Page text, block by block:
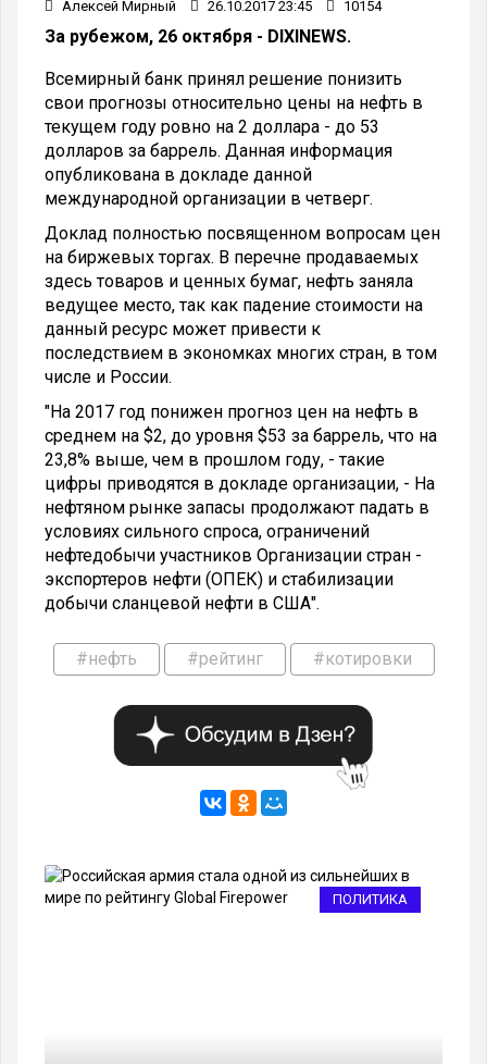
Алексей Мирный 26.10.2017 23:45 10154
За рубежом, 26 октября - DIXINEWS.
Всемирный банк принял решение понизить
свои прогнозы относительно цены на нефть в
текущем году ровно на 2 доллара - до 53
долларов за баррель. Данная информация
опубликована в докладе данной
международной организации в четверг.
Доклад полностью посвященном вопросам цен
на биржевых торгах. В перечне продаваемых
здесь товаров и ценных бумаг, нефть заняла
ведущее место, так как падение стоимости на
данный ресурс может привести к
последствием в экономках многих стран, в том
числе и России.
"На 2017 год понижен прогноз цен на нефть в
среднем на $2, до уровня $53 за баррель, что на
23,8% выше, чем в прошлом году, - такие
цифры приводятся в докладе организации, - На
нефтяном рынке запасы продолжают падать в
условиях сильного спроса, ограничений
нефтедобычи участников Организации стран -
экспортеров нефти (ОПЕК) и стабилизации
добычи сланцевой нефти в США".
#нефть #рейтинг #котировки
ПОЛИТИКА